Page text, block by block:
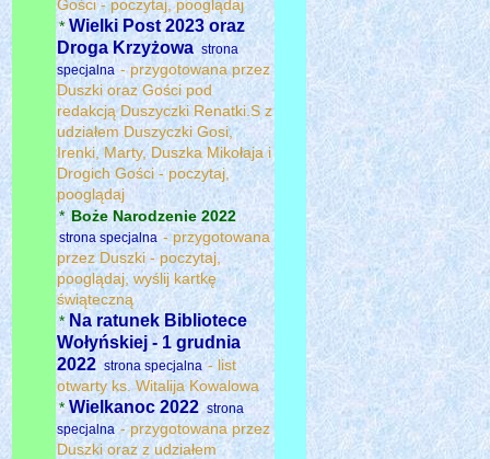
Gości - poczytaj, pooglądaj
*Wielki Post 2023 oraz
Droga Krzyżowa strona
specjalna - przygotowana przez
Duszki oraz Gości pod
redakcją Duszyczki Renatki.S z
udziałem Duszyczki Gosi,
Irenki, Marty, Duszka Mikołaja i
Drogich Gości - poczytaj,
pooglądaj
* Boże Narodzenie 2022
strona specjalna - przygotowana
przez Duszki - poczytaj,
pooglądaj, wyślij kartkę
świąteczną
* Na ratunek Bibliotece
Wołyńskiej - 1 grudnia
2022 strona specjalna- list
otwarty ks. Witalija Kowalowa
* Wielkanoc 2022 strona
specjalna- przygotowana przez
Duszki oraz z udziałem